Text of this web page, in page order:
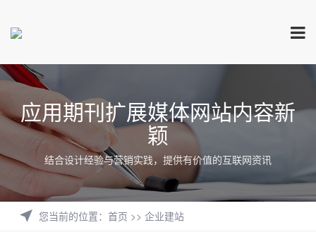
应用期刊扩展媒体网站内容新
颖
结合设计经验与营销实践，提供有价值的互联网资讯
您当前的位置： 首页 >> 企业建站